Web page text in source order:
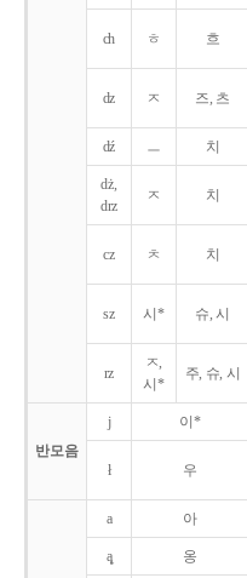
ch ㅎ 흐
dz ㅈ 즈, 츠
dź ㅡ 치
dż,
drz
ㅈ 치
cz ㅊ 치
sz 시* 슈, 시
rz
ㅈ,
시*
주, 슈, 시
반모음
j 이*
ł 우
a 아
ą̨ 옹